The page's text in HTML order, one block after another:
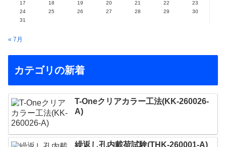
17
18 19 20 21 22
23
24
25 26 27 28 29
30
31
« 7月
カテゴリの新着
T-Oneクリアカラー工法(KK-260026-
A)
繰返し孔内載荷試験(THK-260001-A)